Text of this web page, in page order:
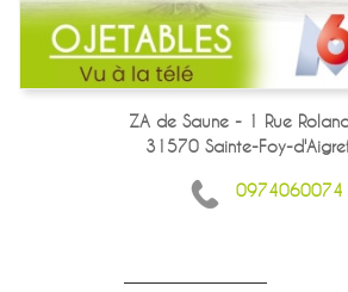
ZA de Saune - 1 Rue
31570 Sainte-Foy-
0974060074